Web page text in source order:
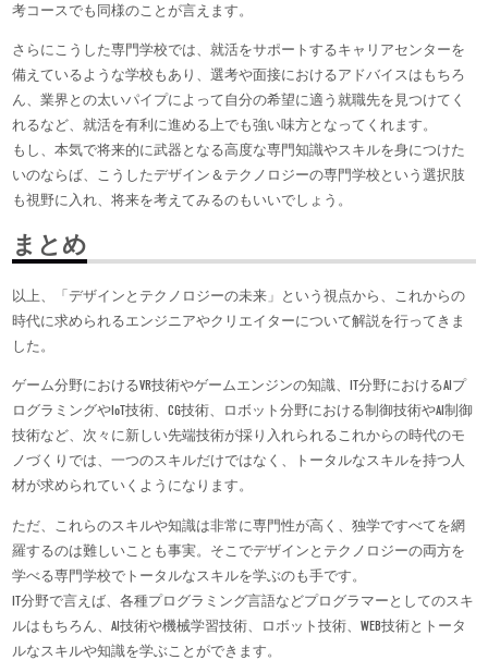
考コースでも同様のことが言えます。
さらにこうした専門学校では、就活をサポートするキャリアセンターを
備えているような学校もあり、選考や面接におけるアドバイスはもちろ
ん、業界との太いパイプによって自分の希望に適う就職先を見つけてく
れるなど、就活を有利に進める上でも強い味方となってくれます。
もし、本気で将来的に武器となる高度な専門知識やスキルを身につけた
いのならば、こうしたデザイン＆テクノロジーの専門学校という選択肢
も視野に入れ、将来を考えてみるのもいいでしょう。
まとめ
以上、「デザインとテクノロジーの未来」という視点から、これからの
時代に求められるエンジニアやクリエイターについて解説を行ってきま
した。
ゲーム分野におけるVR技術やゲームエンジンの知識、IT分野におけるAIプ
ログラミングやIoT技術、CG技術、ロボット分野における制御技術やAI制御
技術など、次々に新しい先端技術が採り入れられるこれからの時代のモ
ノづくりでは、一つのスキルだけではなく、トータルなスキルを持つ人
材が求められていくようになります。
ただ、これらのスキルや知識は非常に専門性が高く、独学ですべてを網
羅するのは難しいことも事実。そこでデザインとテクノロジーの両方を
学べる専門学校でトータルなスキルを学ぶのも手です。
IT分野で言えば、各種プログラミング言語などプログラマーとしてのスキ
ルはもちろん、AI技術や機械学習技術、ロボット技術、WEB技術とトータ
ルなスキルや知識を学ぶことができます。